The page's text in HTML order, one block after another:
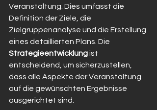
Veranstaltung. Dies umfasst die
Definition der Ziele, die
Zielgruppenanalyse und die Erstellung
eines detaillierten Plans. Die
Strategieentwicklung ist
entscheidend, um sicherzustellen,
dass alle Aspekte der Veranstaltung
auf die gewünschten Ergebnisse
ausgerichtet sind.